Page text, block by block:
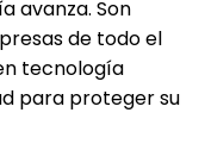
avanza. Son
de todo el
tecnología
para proteger su